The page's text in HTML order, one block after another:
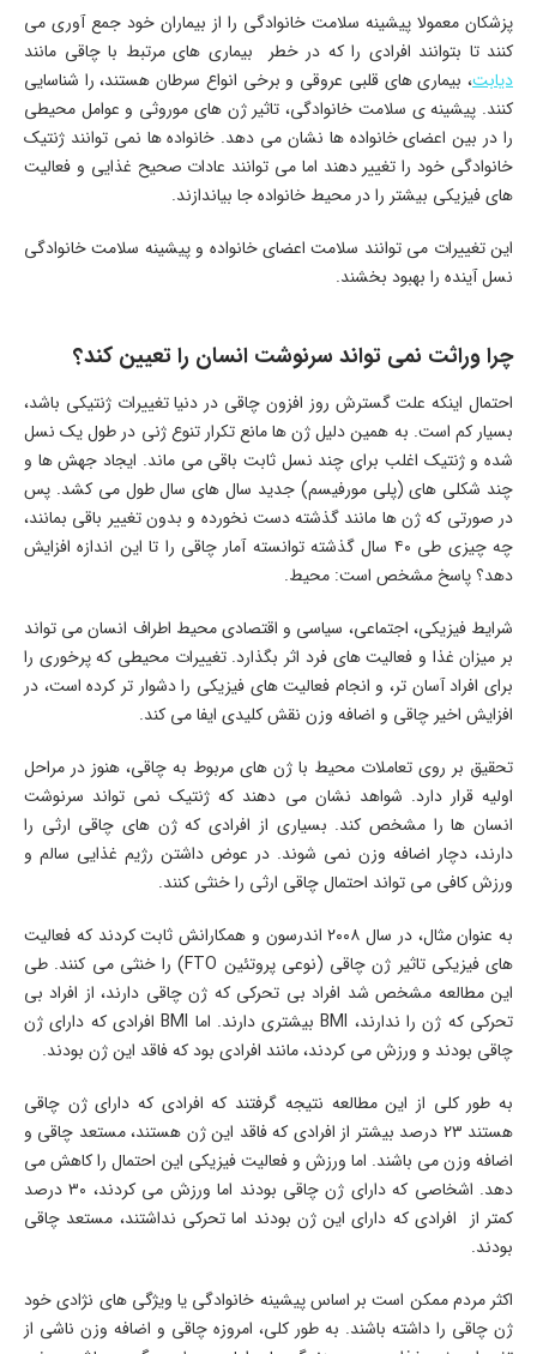
پزشکان معمولا پیشینه سلامت خانوادگی را از بیماران خود جمع آوری می
کنند تا بتوانند افرادی را که در خطر بیماری های مرتبط با چاقی مانند
دیابت، بیماری های قلبی عروقی و برخی انواع سرطان هستند، را شناسایی
کنند. پیشینه ی سلامت خانوادگی، تاثیر ژن های موروثی و عوامل محیطی
را در بین اعضای خانواده ها نشان می دهد. خانواده ها نمی توانند ژنتیک
خانوادگی خود را تغییر دهند اما می توانند عادات صحیح غذایی و فعالیت
های فیزیکی بیشتر را در محیط خانواده جا بیاندازند.
این تغییرات می توانند سلامت اعضای خانواده و پیشینه سلامت خانوادگی
نسل آینده را بهبود بخشند.
چرا وراثت نمی تواند سرنوشت انسان را تعیین کند؟
احتمال اینکه علت گسترش روز افزون چاقی در دنیا تغییرات ژنتیکی باشد،
بسیار کم است. به همین دلیل ژن ها مانع تکرار تنوع ژنی در طول یک نسل
شده و ژنتیک اغلب برای چند نسل ثابت باقی می ماند. ایجاد جهش ها و
چند شکلی های (پلی مورفیسم) جدید سال های سال طول می کشد. پس
در صورتی که ژن ها مانند گذشته دست نخورده و بدون تغییر باقی بمانند،
چه چیزی طی ۴۰ سال گذشته توانسته آمار چاقی را تا این اندازه افزایش
دهد؟ پاسخ مشخص است: محیط.
شرایط فیزیکی، اجتماعی، سیاسی و اقتصادی محیط اطراف انسان می تواند
بر میزان غذا و فعالیت های فرد اثر بگذارد. تغییرات محیطی که پرخوری را
برای افراد آسان تر، و انجام فعالیت های فیزیکی را دشوار تر کرده است، در
افزایش اخیر چاقی و اضافه وزن نقش کلیدی ایفا می کند.
تحقیق بر روی تعاملات محیط با ژن های مربوط به چاقی، هنوز در مراحل
اولیه قرار دارد. شواهد نشان می دهند که ژنتیک نمی تواند سرنوشت
انسان ها را مشخص کند. بسیاری از افرادی که ژن های چاقی ارثی را
دارند، دچار اضافه وزن نمی شوند. در عوض داشتن رژیم غذایی سالم و
ورزش کافی می تواند احتمال چاقی ارثی را خنثی کنند.
به عنوان مثال، در سال ۲۰۰۸ اندرسون و همکارانش ثابت کردند که فعالیت
های فیزیکی تاثیر ژن چاقی (نوعی پروتئین FTO) را خنثی می کنند. طی
این مطالعه مشخص شد افراد بی تحرکی که ژن چاقی دارند، از افراد بی
تحرکی که ژن را ندارند، BMI بیشتری دارند. اما BMI افرادی که دارای ژن
چاقی بودند و ورزش می کردند، مانند افرادی بود که فاقد این ژن بودند.
به طور کلی از این مطالعه نتیجه گرفتند که افرادی که دارای ژن چاقی
هستند ۲۳ درصد بیشتر از افرادی که فاقد این ژن هستند، مستعد چاقی و
اضافه وزن می باشند. اما ورزش و فعالیت فیزیکی این احتمال را کاهش می
دهد. اشخاصی که دارای ژن چاقی بودند اما ورزش می کردند، ۳۰ درصد
کمتر از افرادی که دارای این ژن بودند اما تحرکی نداشتند، مستعد چاقی
بودند.
اکثر مردم ممکن است بر اساس پیشینه خانوادگی یا ویژگی های نژادی خود
ژن چاقی را داشته باشند. به طور کلی، امروزه چاقی و اضافه وزن ناشی از